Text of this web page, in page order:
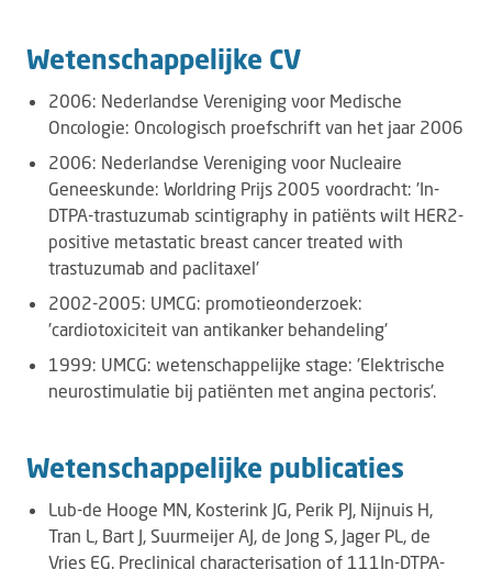
Wetenschappelijke CV
2006: Nederlandse Vereniging voor Medische
Oncologie: Oncologisch proefschrift van het jaar 2006
2006: Nederlandse Vereniging voor Nucleaire
Geneeskunde: Worldring Prijs 2005 voordracht: 'In-
DTPA-trastuzumab scintigraphy in patiënts wilt HER2-
positive metastatic breast cancer treated with
trastuzumab and paclitaxel'
2002-2005: UMCG: promotieonderzoek:
'cardiotoxiciteit van antikanker behandeling'
1999: UMCG: wetenschappelijke stage: 'Elektrische
neurostimulatie bij patiënten met angina pectoris'.
Wetenschappelijke publicaties
Lub-de Hooge MN, Kosterink JG, Perik PJ, Nijnuis H,
Tran L, Bart J, Suurmeijer AJ, de Jong S, Jager PL, de
Vries EG. Preclinical characterisation of 111In-DTPA-